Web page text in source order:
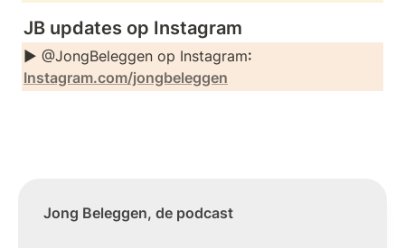
JB updates op Instagram
► @JongBeleggen op Instagram
Instagram.com/jongbeleggen
Jong Beleggen, de podcast